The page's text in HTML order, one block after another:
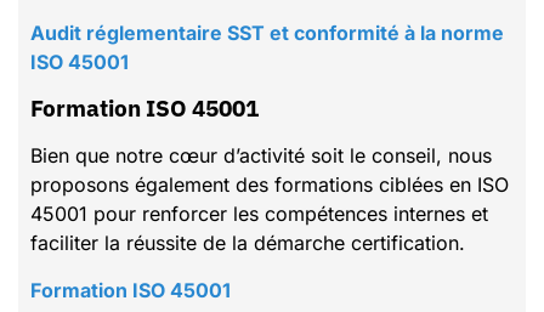
Audit réglementaire SST et conformité à la norme
ISO 45001
Formation ISO 45001
Bien que notre cœur d’activité soit le conseil, nous
proposons également des formations ciblées en ISO
45001 pour renforcer les compétences internes et
faciliter la réussite de la démarche certification.
Formation ISO 45001